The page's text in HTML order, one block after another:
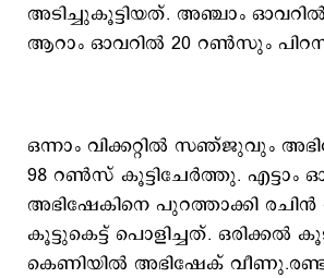
അടിച്ചുകൂട്ടിയത്. അഞ്ചാം
ആറാം ഓവറിൽ 20 റൺസും
ഒന്നാം വിക്കറ്റിൽ സഞ്ജുവും
98 റൺസ് കൂട്ടിചേർത്തു. എട്ടാം
അഭിഷേകിനെ പുറത്താക്കി രചിൻ
കൂട്ടുകെട്ട് പൊളിച്ചത്. ഒരിക്കൽ
കെണിയിൽ അഭിഷേക്